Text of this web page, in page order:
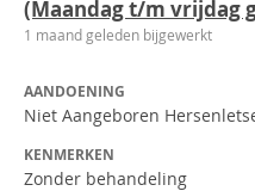
(Maandag t/m vrijdag
1 maand geleden bijgewerkt
AANDOENING
Niet Aangeboren
KENMERKEN
Zonder behandeling